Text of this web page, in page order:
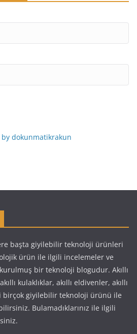
by dokunmatikrakun
başta giyilebilir teknoloji ürünleri
ürün ile ilgili incelemeler ve
bir teknoloji blogudur. Akıllı
kulaklıklar, akıllı eldivenler, akıllı
birçok giyilebilir teknoloji ürünü ile
Bulamadıklarınız ile ilgili